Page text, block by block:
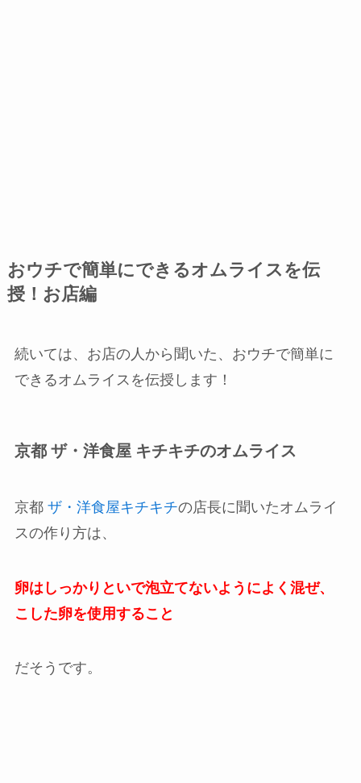
おウチで簡単にできるオムライスを伝
授！お店編
続いては、お店の人から聞いた、おウチで簡単に
できるオムライスを伝授します！
京都 ザ・洋食屋 キチキチのオムライス
京都 ザ・洋食屋キチキチの店長に聞いたオムライ
スの作り方は、
卵はしっかりといで泡立てないようによく混ぜ、
こした卵を使用すること
だそうです。